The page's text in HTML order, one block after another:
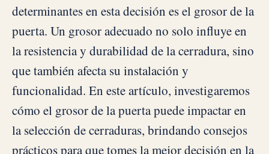
determinantes en esta decisión es el grosor de la
puerta. Un grosor adecuado no solo influye en
la resistencia y durabilidad de la cerradura, sino
que también afecta su instalación y
funcionalidad. En este artículo, investigaremos
cómo el grosor de la puerta puede impactar en
la selección de cerraduras, brindando consejos
prácticos para que tomes la mejor decisión en la